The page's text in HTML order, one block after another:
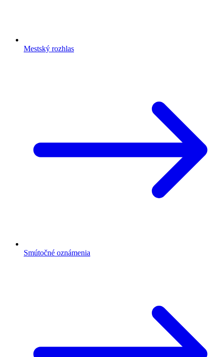
Mestský rozhlas
Smútočné oznámenia